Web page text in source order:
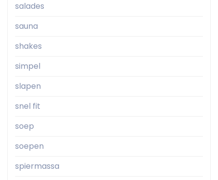
salades
sauna
shakes
simpel
slapen
snel fit
soep
soepen
spiermassa